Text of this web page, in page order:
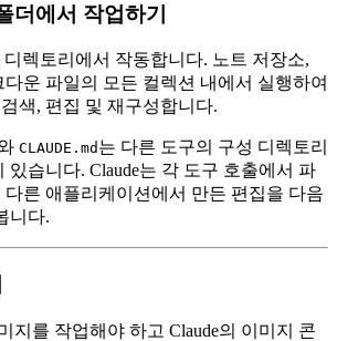
더에서 작업하기
디렉토리에서 작동합니다. 노트 저장소,
운 파일의 모든 컬렉션 내에서 실행하여
색, 편집 및 재구성합니다.
CLAUDE.md 는 다른 도구의 구성 디렉토리
있습니다. Claude는 각 도구 호출에서 파
른 애플리케이션에서 만든 편집을 다음
니다.
지를 작업해야 하고 Claude의 이미지 콘